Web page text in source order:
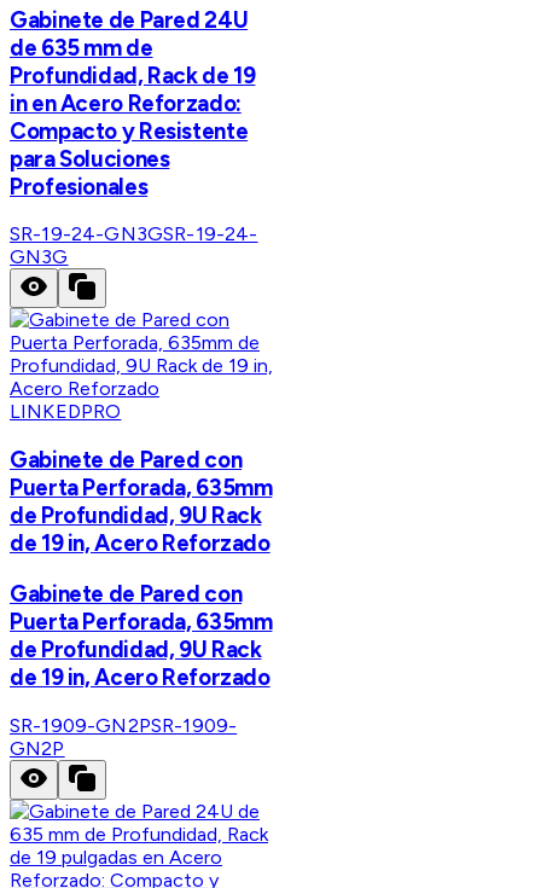
Gabinete de Pared 24U
de 635 mm de
Profundidad, Rack de 19
in en Acero Reforzado:
Compacto y Resistente
para Soluciones
Profesionales
SR-19-24-GN3GSR-19-24-
GN3G
LINKEDPRO
Gabinete de Pared con
Puerta Perforada, 635mm
de Profundidad, 9U Rack
de 19 in, Acero Reforzado
Gabinete de Pared con
Puerta Perforada, 635mm
de Profundidad, 9U Rack
de 19 in, Acero Reforzado
SR-1909-GN2PSR-1909-
GN2P